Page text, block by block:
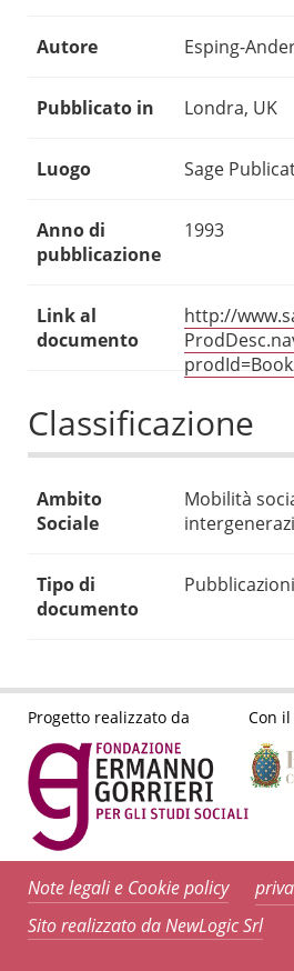
Autore Esping-
Pubblicato in Londra, UK
Luogo Sage
Anno di
pubblicazione
1993
Link al
documento
http://
Classificazione
Ambito
Sociale
Mobilità
Tipo di
documento
Progetto realizzato da Con
Note legali e Cookie policy
Sito realizzato da NewLogic Srl